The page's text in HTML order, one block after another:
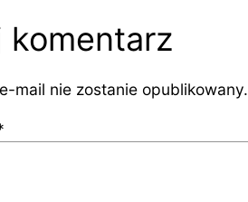
komentarz
mail nie zostanie opublikowany.